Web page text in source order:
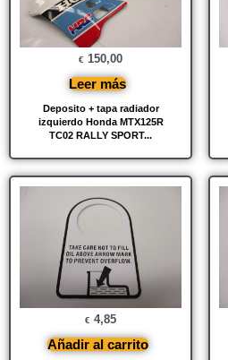
Deposito + tapa radiador
izquierdo Honda MTX125R
TC02 RALLY SPORT...
€ 150,00
Leer más
€ 4,85
Añadir al carrito